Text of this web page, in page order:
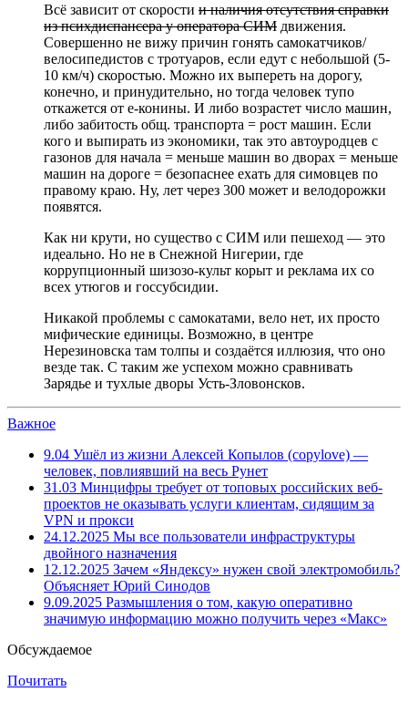
Всё зависит от скорости и наличия отсутствия справки
из психдиспансера у оператора СИМ движения.
Совершенно не вижу причин гонять самокатчиков/
велосипедистов с тротуаров, если едут с небольшой (5-
10 км/ч) скоростью. Можно их выпереть на дорогу,
конечно, и принудительно, но тогда человек тупо
откажется от е-конины. И либо возрастет число машин,
либо забитость общ. транспорта = рост машин. Если
кого и выпирать из экономики, так это автоуродцев с
газонов для начала = меньше машин во дворах = меньше
машин на дороге = безопаснее ехать для симовцев по
правому краю. Ну, лет через 300 может и велодорожки
появятся.
Как ни крути, но существо с СИМ или пешеход — это
идеально. Но не в Снежной Нигерии, где
коррупционный шизозо-культ корыт и реклама их со
всех утюгов и госсубсидии.
Никакой проблемы с самокатами, вело нет, их просто
мифические единицы. Возможно, в центре
Нерезиновска там толпы и создаётся иллюзия, что оно
везде так. С таким же успехом можно сравнивать
Зарядье и тухлые дворы Усть-Зловонсков.
Важное
9.04 Ушёл из жизни Алексей Копылов (copylove) —
человек, повлиявший на весь Рунет
31.03 Минцифры требует от топовых российских веб-
проектов не оказывать услуги клиентам, сидящим за
VPN и прокси
24.12.2025 Мы все пользователи инфраструктуры
двойного назначения
12.12.2025 Зачем «Яндексу» нужен свой электромобиль?
Объясняет Юрий Синодов
9.09.2025 Размышления о том, какую оперативно
значимую информацию можно получить через «Макс»
Обсуждаемое
Почитать